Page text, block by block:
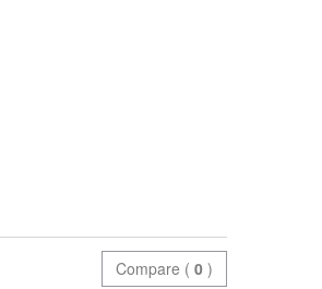
Compare ( 0 )